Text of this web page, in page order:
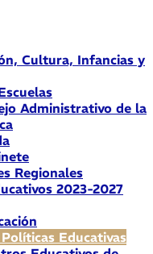
Cultura, Infancias y
Administrativo de la
Regionales
2023-2027
Educativas